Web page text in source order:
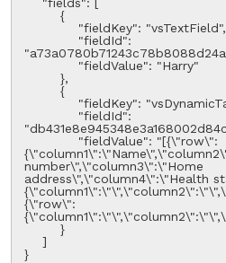
number\",\"column3\":\"Home
address\",\"column4\":\"Health
{\"row\":
}